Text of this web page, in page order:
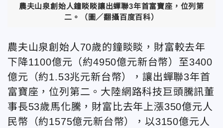
農夫山泉創始人鐘睒睒讓出蟬聯3年首富寶座，位列第
二。（圖／翻攝百度百科）
農夫山泉創始人70歲的鐘睒睒，財富較去年
下降1100億元（約4950億元新台幣）至3400
億元（約1.53兆元新台幣），讓出蟬聯3年首
富寶座，位列第二。大陸網路科技巨頭騰訊董
事長53歲馬化騰，財富比去年上漲350億元人
民幣（約1575億元新台幣），以3150億元人